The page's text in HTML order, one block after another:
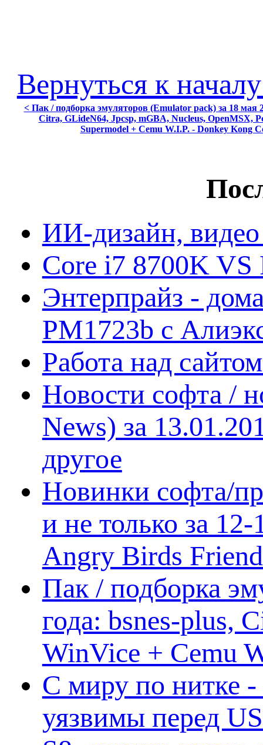
Вернуться к
< Пак / подборка эмуляторов (Emulator pack) за 18 мая
Citra, GLideN64, Jpcsp, mGBA, Nucleus, OpenMSX,
Supermodel + Cemu W.I.P. - Donkey Kong
ИИ-дизайн,
Core i7 8700K VS
Энтерпрайз -
PM1723b с
Работа над
Новости софта /
News) за
другое
Новинки софта/
и не только за
Angry Birds
Пак / подборка
года: bsnes-plus,
WinVice + Cemu
С миру по нитке
уязвимы перед